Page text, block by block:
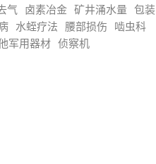
气 卤素冶金 矿井涌水量 包装
水蛭疗法 腰部损伤
啮虫科
军用器材 侦察机